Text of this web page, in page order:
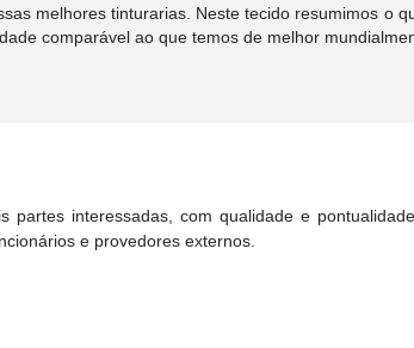
melhores tinturarias. Neste tecido resumimos o
comparável ao que temos de melhor
interessadas, com qualidade e
e provedores externos.